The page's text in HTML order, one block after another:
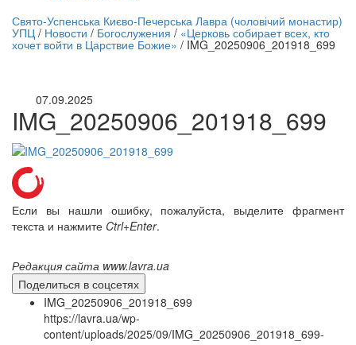
трансляция | 12 сентября
трансляции
Свято-Успенська Києво-Печерська Лавра (чоловічий монастир)
УПЦ / Новости / Богослужения / «Церковь собирает всех, кто
хочет войти в Царствие Божие» / IMG_20250906_201918_699
07.09.2025
IMG_20250906_201918_699
Если вы нашли ошибку, пожалуйста, выделите фрагмент
текста и нажмите Ctrl+Enter.
Редакция сайта www.lavra.ua
Поделиться в соцсетях
IMG_20250906_201918_699
https://lavra.ua/wp-
content/uploads/2025/09/IMG_20250906_201918_699-